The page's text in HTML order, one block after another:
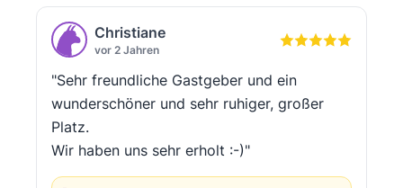
Christiane
vor 2 Jahren
"Sehr freundliche Gastgeber und ein
wunderschöner und sehr ruhiger, großer
Platz.
Wir haben uns sehr erholt :-)"